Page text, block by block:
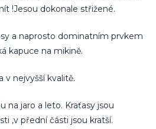
!Jesou dokonale střižené.
a naprosto dominatním prvkem
kapuce na mikině.
v nejvyšší kvalitě.
na jaro a leto. Kraťasy jsou
,v přední části jsou kratší.